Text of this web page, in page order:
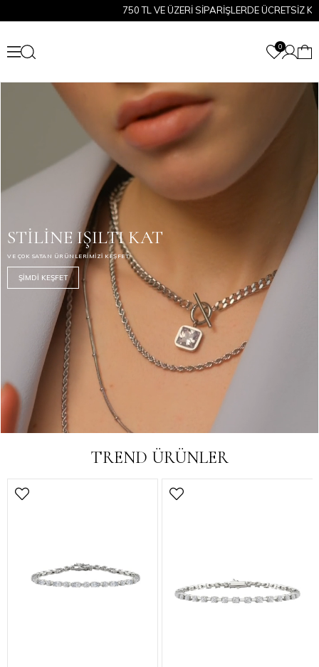
750 TL VE ÜZERİ SİPARİŞLERDE ÜCRETSİZ KARGO!
0
STİLİNE IŞILTI KAT
VE ÇOK SATAN ÜRÜNLERİMİZİ KEŞFET
ŞİMDİ KEŞFET
TREND ÜRÜNLER